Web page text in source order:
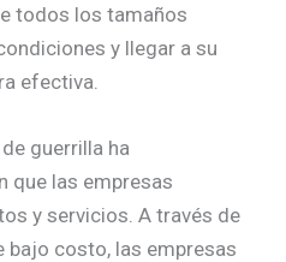
todos los tamaños
y llegar a su
efectiva.
guerrilla ha
que las empresas
y servicios. A través de
bajo costo, las empresas